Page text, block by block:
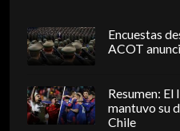
Encuestas
ACOT
Resumen:
mantuvo su
Chile